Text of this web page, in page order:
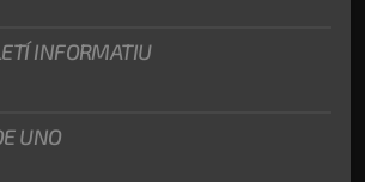
INFORMATIU
UNO